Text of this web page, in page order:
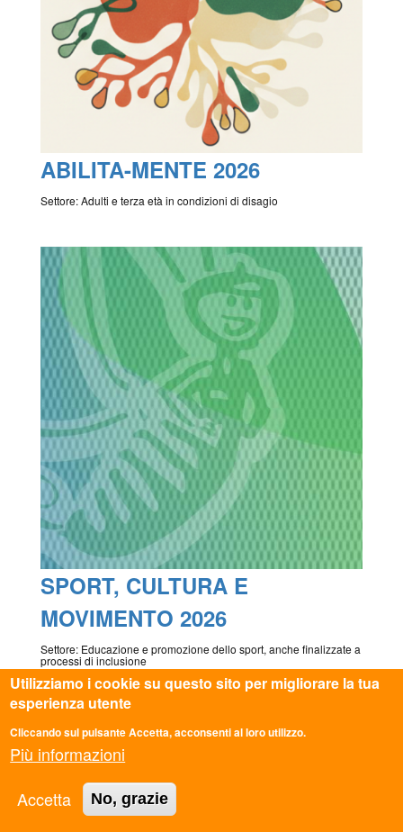
ABILITA-MENTE 2026
Settore: Adulti e terza età in condizioni di disagio
SPORT, CULTURA E
MOVIMENTO 2026
Settore: Educazione e promozione dello sport, anche finalizzate a
processi di inclusione
Utilizziamo i cookie su questo sito per migliorare la tua
esperienza utente
Cliccando sul pulsante Accetta, acconsenti al loro utilizzo.
Più informazioni
Accetta
No, grazie